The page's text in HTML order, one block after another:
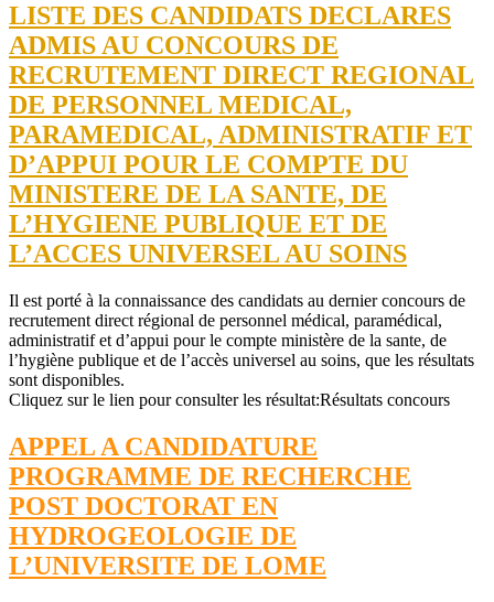
LISTE DES CANDIDATS DECLARES
ADMIS AU CONCOURS DE
RECRUTEMENT DIRECT REGIONAL
DE PERSONNEL MEDICAL,
PARAMEDICAL, ADMINISTRATIF ET
D’APPUI POUR LE COMPTE DU
MINISTERE DE LA SANTE, DE
L’HYGIENE PUBLIQUE ET DE
L’ACCES UNIVERSEL AU SOINS
Il est porté à la connaissance des candidats au dernier concours de
recrutement direct régional de personnel médical, paramédical,
administratif et d’appui pour le compte ministère de la sante, de
l’hygiène publique et de l’accès universel au soins, que les résultats
sont disponibles.
Cliquez sur le lien pour consulter les résultat:Résultats concours
APPEL A CANDIDATURE
PROGRAMME DE RECHERCHE
POST DOCTORAT EN
HYDROGEOLOGIE DE
L’UNIVERSITE DE LOME